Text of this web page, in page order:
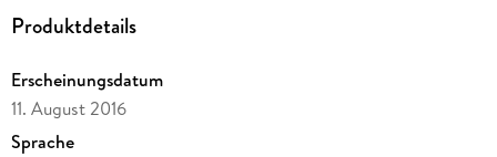
Produktdetails
Erscheinungsdatum
11. August 2016
Sprache